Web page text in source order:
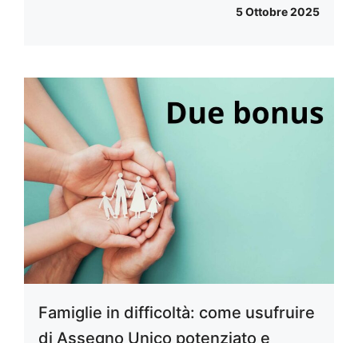
5 Ottobre 2025
Famiglie in difficoltà: come usufruire
di Assegno Unico potenziato e